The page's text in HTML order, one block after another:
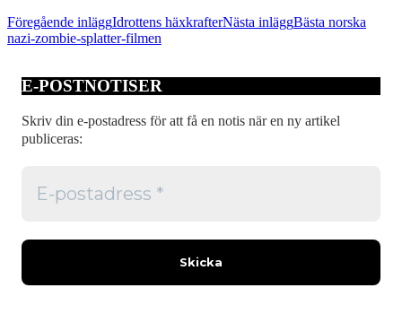
Inläggsnavigering
Föregående inläggIdrottens häxkrafterNästa inläggBästa norska
nazi-zombie-splatter-filmen
E-POSTNOTISER
Skriv din e-postadress för att få en notis när en ny artikel
publiceras: